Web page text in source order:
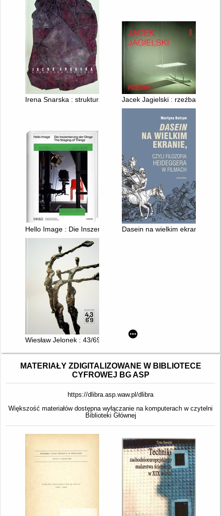
Irena Snarska : struktura kamieniaJacek Jagielski : rzeźba
Hello Image : Die Inszenierung der Dinge = The Staging of
Dasein na wielkim ekranie,
Wiesław Jelonek : 43/69
MATERIAŁY ZDIGITALIZOWANE W BIBLIOTECE
CYFROWEJ BG ASP
https://dlibra.asp.waw.pl/dlibra
Większość materiałów dostępna wyłączanie na komputerach w czytelni
Biblioteki Głównej